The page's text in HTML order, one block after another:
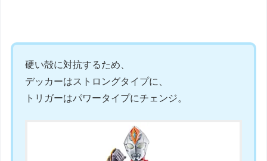
硬い殻に対抗するため、
デッカーはストロングタイプに、
トリガーはパワータイプにチェンジ。